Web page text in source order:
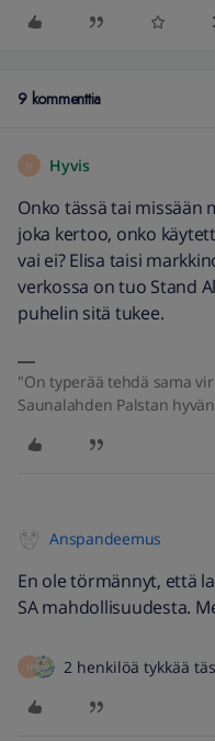
9 kommenttia
H Hyvis
Onko tässä tai missään
joka kertoo, onko
vai ei? Elisa taisi
verkossa on tuo Stand
puhelin sitä tukee.
"On typerää tehdä sama
Saunalahden Palstan
Anspandeemus
En ole törmännyt, että
SA mahdollisuudesta.
H 2 henkilöä tykkää